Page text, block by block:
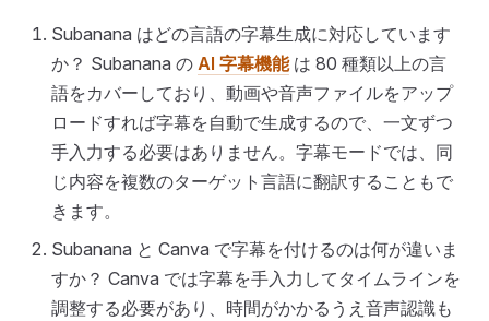
Subanana はどの言語の字幕生成に対応しています
か？ Subanana の AI 字幕機能は 80 種類以上の言
語をカバーしており、動画や音声ファイルをアップ
ロードすれば字幕を自動で生成するので、一文ずつ
手入力する必要はありません。字幕モードでは、同
じ内容を複数のターゲット言語に翻訳することもで
きます。
Subanana と Canva で字幕を付けるのは何が違いま
すか？ Canva では字幕を手入力してタイムラインを
調整する必要があり、時間がかかるうえ音声認識も